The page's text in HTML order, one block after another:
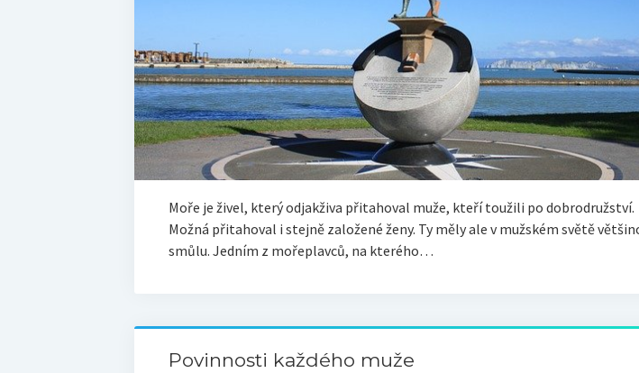
Moře je živel, který odjakživa přitahoval muže, kteří toužili po dobrodružství.
Možná přitahoval i stejně založené ženy. Ty měly ale v mužském světě
smůlu. Jedním z mořeplavců, na kterého…
Povinnosti každého muže